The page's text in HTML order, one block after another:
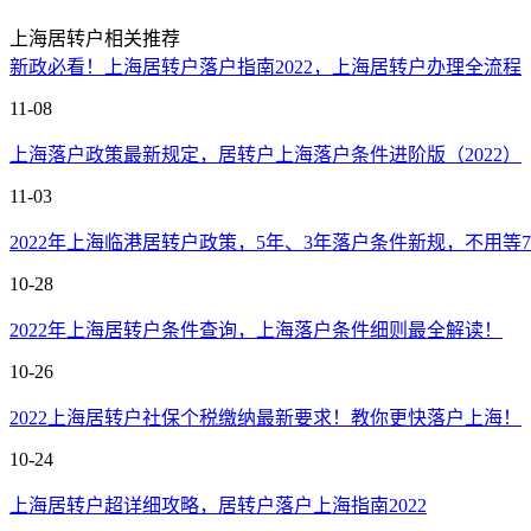
上海居转户相关推荐
新政必看！上海居转户落户指南2022，上海居转户办理全流程
11-08
上海落户政策最新规定，居转户上海落户条件进阶版（2022）
11-03
2022年上海临港居转户政策，5年、3年落户条件新规，不用等
10-28
2022年上海居转户条件查询，上海落户条件细则最全解读！
10-26
2022上海居转户社保个税缴纳最新要求！教你更快落户上海！
10-24
上海居转户超详细攻略，居转户落户上海指南2022